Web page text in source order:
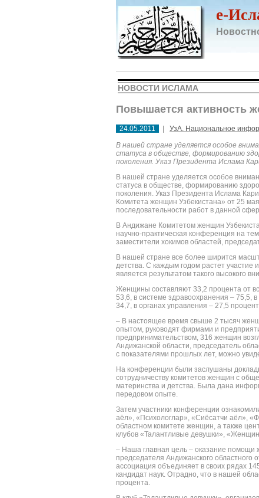
e-
НОВОСТИ ИСЛАМА
Повышается активность
24.05.2011
УзА. Национальное
В нашей стране уделяется особое
статуса в обществе, формированию
поколения. Указ Президента Ислама
В нашей стране уделяется особое
статуса в обществе, формированию
поколения. Указ Президента Ислама
Комитета женщин Узбекистана» от 25
последовательности работ в данной
В Андижане Комитетом женщин
научно-практическая конференция на
заместители хокимов областей,
В нашей стране все более ширится
детства. С каждым годом растет участие
является результатом такого высокого
Женщины составляют 33,2 процента от
53,6, в системе здравоохранения – 75,5,
34,7, в органах управления – 27,5
– В настоящее время свыше 2 тысяч
опытом, руководят фирмами и
предпринимательством, 316 женщин
Андижанской области, председатель
с показателями прошлых лет, можно
На конференции были заслушаны
сотрудничеству комитетов женщин с
материнства и детства. Была дана
передовом опыте.
Затем участники конференции
аёл», «Психологлар», «Сиёсатчи аёл»,
областном комитете женщин, а также
клубов «Талантливые девушки»,
– Наша главная цель – оказание помощи
председателя Андижанского
ассоциация объединяет в своих рядах
кандидат наук. Отрадно, что в нашей
процента.